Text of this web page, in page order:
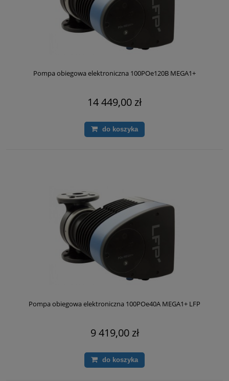
Pompa obiegowa elektroniczna 100POe120B MEGA1+
14 449,00 zł
do koszyka
Pompa obiegowa elektroniczna 100POe40A MEGA1+ LFP
9 419,00 zł
do koszyka